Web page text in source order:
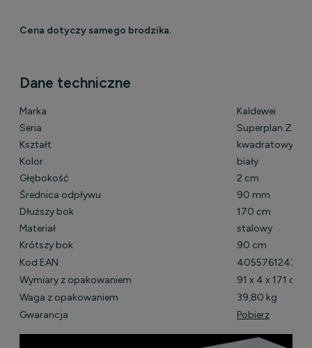
Cena dotyczy samego brodzika.
Dane techniczne
Marka
Kaldewei
Seria
Superplan Zero
Kształt
kwadratowy
Kolor
biały
Głębokość
2 cm
Średnica odpływu
90 mm
Dłuższy bok
170 cm
Materiał
stalowy
Krótszy bok
90 cm
Kod EAN
Wymiary z opakowaniem
91 x 4 x 171 cm
Waga z opakowaniem
39,80 kg
Gwarancja
Pobierz